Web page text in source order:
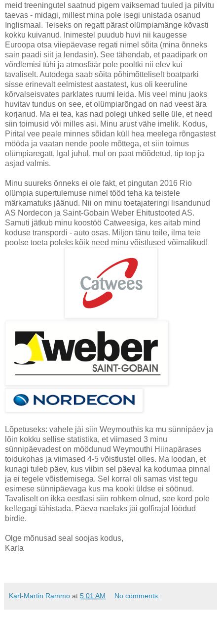
meid treeningutel saatnud pigem vaiksemad tuuled ja pilvitu
taevas - midagi, millest mina pole isegi unistada osanud
Inglismaal. Teiseks on regatt pärast olümpiamänge kõvasti
kokku kuivanud. Inimestel puudub huvi nii kaugesse
Euroopa otsa viiepäevase regati nimel sõita (mina õnneks
sain paadi siit ja lendasin). See tähendab, et paadipark on
võrdlemisi tühi ja atmosfäär pole pooltki nii elev kui
tavaliselt. Autodega saab sõita põhimõtteliselt boatparki
sisse erinevalt eelmistest aastatest, kus oli keeruline
kõrvalseisvates parklates ruumi leida. Mis veel minu jaoks
huvitav tundus on see, et olümpiarõngad on nad veest ära
korjanud. Ma ei tea, kas nad polegi uhked selle üle, et need
siin toimusid või milles asi. Minu arust vähe imelik. Kodus,
Pirital vee peale minnes sõidan küll hea meelega rõngastest
mööda ja vaatan nende poole mõttega, et siin toimus
olümpiaregatt. Igal juhul, mul on paat mõõdetud, tip top ja
asjad valmis.
Minu suureks õnneks ei ole fakt, et pingutan 2016 Rio
olümpia supertulemuse nimel tööd teha ka teistele
märkamatuks jäänud. Nii on minu toetajateringi lisandunud
AS Nordecon ja Saint-Gobain Weber Ehitustooted AS.
Samuti jätkub minu koostöö Catweesiga, kes aitab mind
koduse transpordi - auto osas. Miljon tänu teile, ilma teie
poolse toeta poleks kõik need minu võistlused võimalikud!
Lõpetuseks: vahele jäi siin Weymouthis ka mu sünnipäev ja
lõin kokku sellise statistika, et viimased 3 minu
sünnipäevadest on möödunud Weymouthi Hiinapärases
toidukohas ja viimased 4-5 võistlustel olles. Ma loodan, et
kunagi tuleb päev, kus viibin sel päeval ka kodumaa pinnal
ja ei tegele võistlemisega. Sel korral oli samas vist tegu
esimese sünnipäevaga kus ma kooki üldse ei söönud.
Tavaliselt on ikka eestlasi siin rohkem olnud, see kord pole
kellegagi tähistada. Päeva naelaks jäi golfirajal löödud
birdie.
Olge mõnusad seal soojas kodus,
Karla
Karl-Martin Rammo at 5:01 AM No comments: